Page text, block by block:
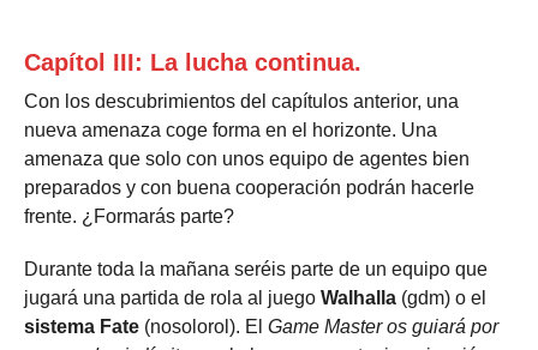
Capítol III: La lucha continua.
Con los descubrimientos del capítulos anterior, una
nueva amenaza coge forma en el horizonte. Una
amenaza que solo con unos equipo de agentes bien
preparados y con buena cooperación podrán hacerle
frente. ¿Formarás parte?
Durante toda la mañana seréis parte de un equipo que
jugará una partida de rola al juego Walhalla (gdm) o el
sistema Fate (nosolorol). El Game Master os guiará por